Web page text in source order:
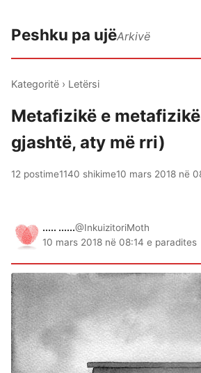
Peshku pa ujëArkivë
Kategoritë › Letërsi
Metafizikë e
gjashtë, aty më rri)
12 postime1140 shikime10 mars 2018 në
..... ......@InkuizitoriMoth
10 mars 2018 në 08:14 e paradites